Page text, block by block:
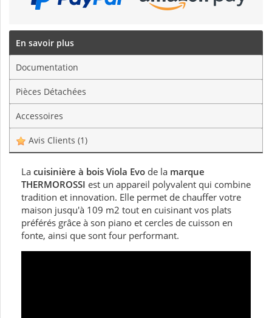
En savoir plus
Documentation
Pièces Détachées
Accessoires
Avis Clients (1)
La cuisinière à bois Viola Evo de la marque
THERMOROSSI est un appareil polyvalent qui combine
tradition et innovation. Elle permet de chauffer votre
maison jusqu'à 109 m2 tout en cuisinant vos plats
préférés grâce à son piano et cercles de cuisson en
fonte, ainsi que sont four performant.